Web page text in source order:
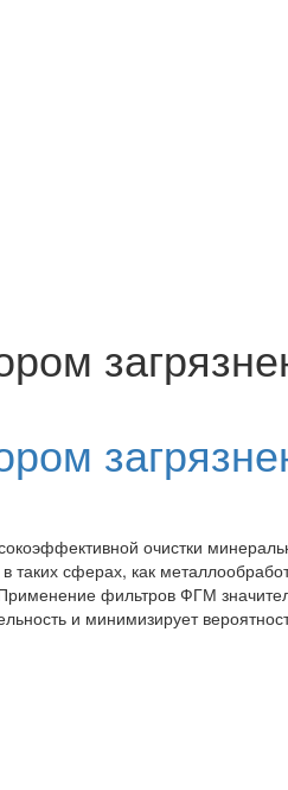
очистки
таких сферах, как
фильтров ФГМ
и минимизирует